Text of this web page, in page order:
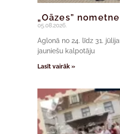
„Oāzes”
05.08.2026.
Aglonā no 24. līdz 31.
jauniešu kalpotāju
Lasīt vairāk »